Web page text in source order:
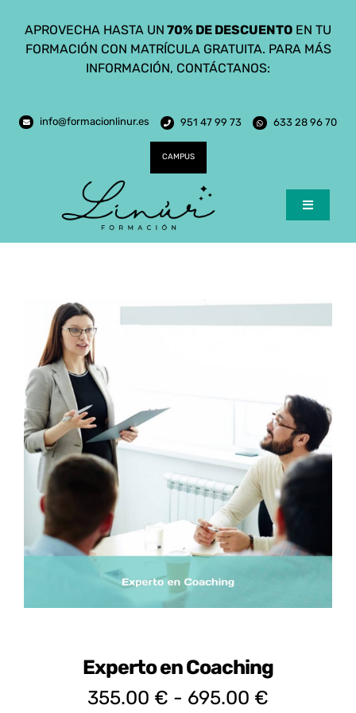
contenido
APROVECHA HASTA UN 70% DE DESCUENTO EN TU
FORMACIÓN CON MATRÍCULA GRATUITA. PARA MÁS
INFORMACIÓN, CONTÁCTANOS:
info@formacionlinur.es 951 47 99 73 633 28 96 70
CAMPUS
Toggle
Inicio
Ciclos Formativos
Certificados de Profesionalidad
Contacto
Experto en Coaching
355.00 € - 695.00 €